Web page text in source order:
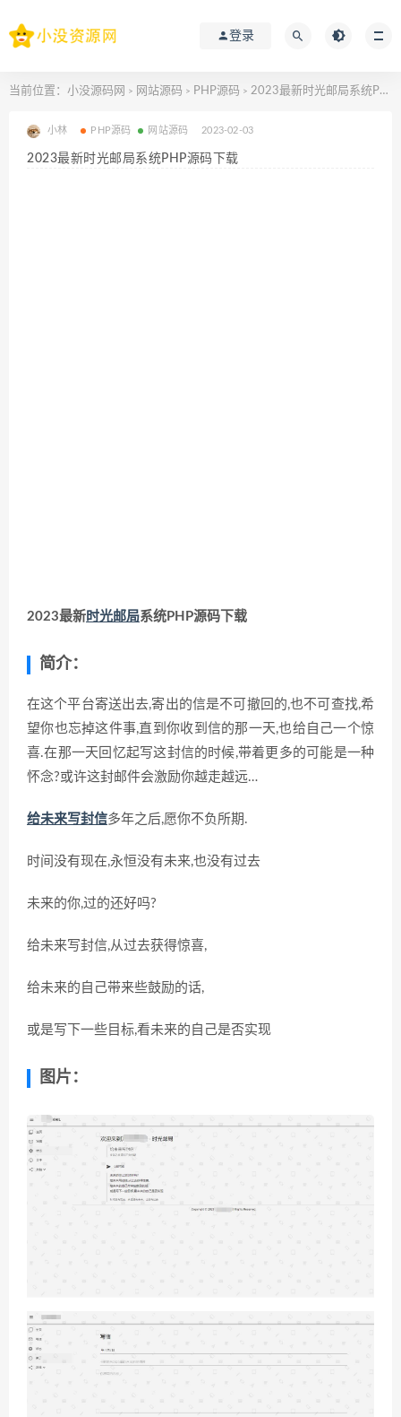
登录
当前位置： 小没源码网 > 网站源码 > PHP源码 > 2023最新时光邮局系统PHP源码下载
小林 PHP源码 网站源码 2023-02-03
2023最新时光邮局系统PHP源码下载
2023最新 时光邮局系统PHP源码下载
简介：
在这个平台寄送出去,寄出的信是不可撤回的,也不可查找,希
望你也忘掉这件事,直到你收到信的那一天,也给自己一个惊
喜.在那一天回忆起写这封信的时候,带着更多的可能是一种
怀念?或许这封邮件会激励你越走越远…
给未来写封信多年之后,愿你不负所期.
时间没有现在,永恒没有未来,也没有过去
未来的你,过的还好吗?
给未来写封信,从过去获得惊喜,
给未来的自己带来些鼓励的话,
或是写下一些目标,看未来的自己是否实现
图片：